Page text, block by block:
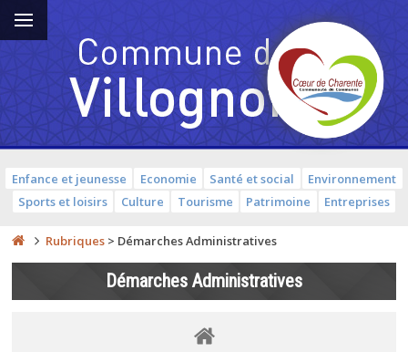
Enfance et jeunesse Economie Santé et social
Environnement
Sports et loisirs
Culture Tourisme Patrimoine Entreprises
Rubriques > Démarches Administratives
Démarches Administratives